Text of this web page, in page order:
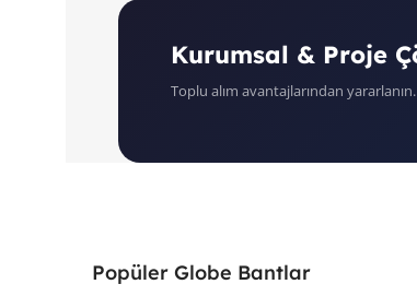
Kurumsal & Proje
Toplu alım avantajlarından yararlanın.
Popüler Globe Bantlar